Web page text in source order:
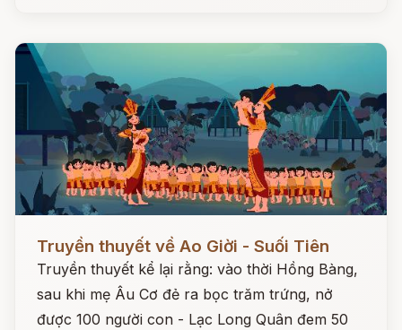
Đọc ngay
Truyền thuyết về Ao Giời - Suối Tiên
Truyền thuyết kể lại rằng: vào thời Hồng Bàng,
sau khi mẹ Âu Cơ đẻ ra bọc trăm trứng, nở
được 100 người con - Lạc Long Quân đem 50